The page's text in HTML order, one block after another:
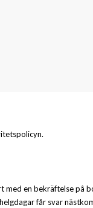
med en bekräftelse på
får svar